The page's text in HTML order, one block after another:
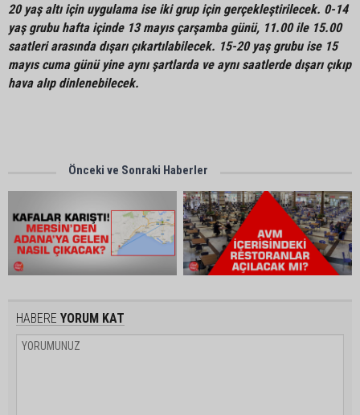
20 yaş altı için uygulama ise iki grup için gerçekleştirilecek. 0-14
yaş grubu hafta içinde 13 mayıs çarşamba günü, 11.00 ile 15.00
saatleri arasında dışarı çıkartılabilecek. 15-20 yaş grubu ise 15
mayıs cuma günü yine aynı şartlarda ve aynı saatlerde dışarı çıkıp
hava alıp dinlenebilecek.
Önceki ve Sonraki Haberler
HABERE YORUM KAT